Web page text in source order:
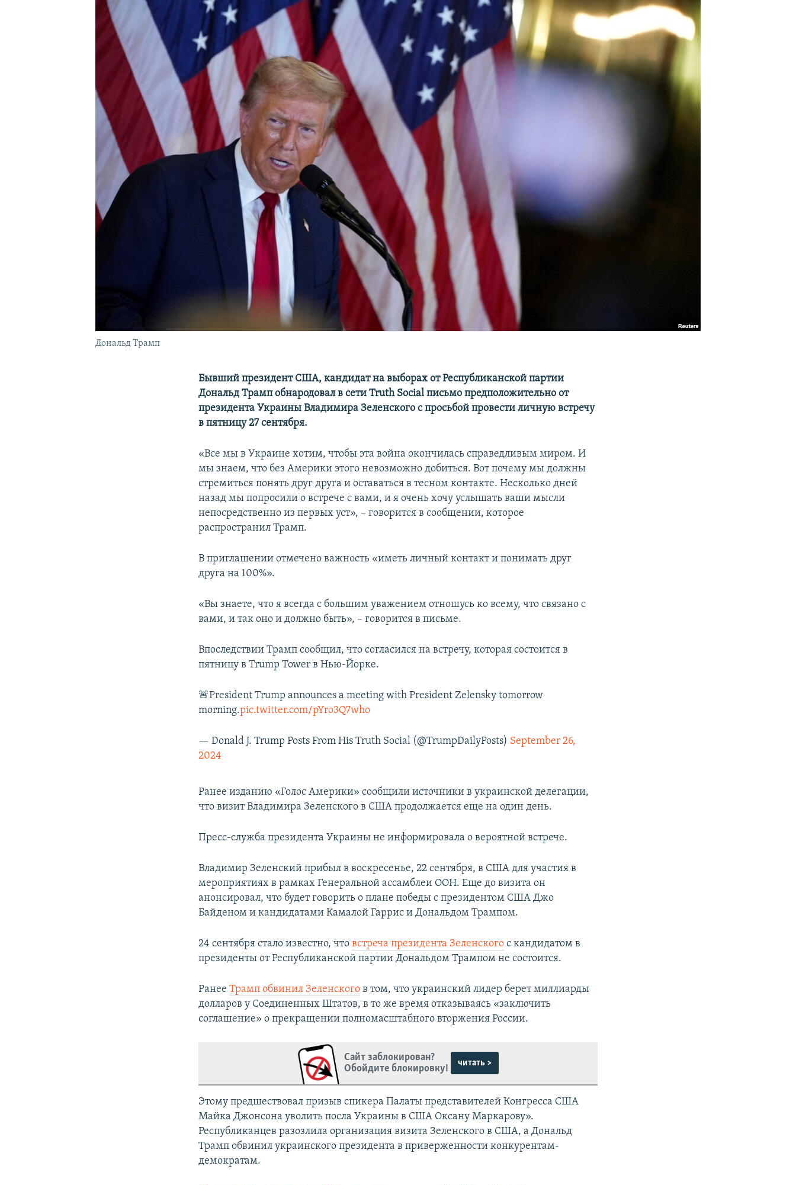
УКРАИНСКАЯ ПРОБЛЕМА КРЫМА
Дональд Трамп
Бывший президент США, кандидат на выборах от Республиканской партии
Дональд Трамп обнародовал в сети Truth Social письмо предположительно от
президента Украины Владимира Зеленского с просьбой провести личную встречу
в пятницу 27 сентября.
«Все мы в Украине хотим, чтобы эта война окончилась справедливым миром. И
мы знаем, что без Америки этого невозможно добиться. Вот почему мы должны
стремиться понять друг друга и оставаться в тесном контакте. Несколько дней
назад мы попросили о встрече с вами, и я очень хочу услышать ваши мысли
непосредственно из первых уст», – говорится в сообщении, которое
распространил Трамп.
В приглашении отмечено важность «иметь личный контакт и понимать друг
друга на 100%».
«Вы знаете, что я всегда с большим уважением отношусь ко всему, что связано с
вами, и так оно и должно быть», – говорится в письме.
Впоследствии Трамп сообщил, что согласился на встречу, которая состоится в
пятницу в Trump Tower в Нью-Йорке.
🚨President Trump announces a meeting with President Zelensky tomorrow
morning.pic.twitter.com/pYro3Q7who
— Donald J. Trump Posts From His Truth Social (@TrumpDailyPosts) September 26,
2024
Ранее изданию «Голос Америки» сообщили источники в украинской делегации,
что визит Владимира Зеленского в США продолжается еще на один день.
Пресс-служба президента Украины не информировала о вероятной встрече.
Владимир Зеленский прибыл в воскресенье, 22 сентября, в США для участия в
мероприятиях в рамках Генеральной ассамблеи ООН. Еще до визита он
анонсировал, что будет говорить о плане победы с президентом США Джо
Байденом и кандидатами Камалой Гаррис и Дональдом Трампом.
24 сентября стало известно, чтовстреча президента Зеленского с кандидатом в
президенты от Республиканской партии Дональдом Трампом не состоится.
РанееТрамп обвинил Зеленского в том, что украинский лидер берет миллиарды
долларов у Соединенных Штатов, в то же время отказываясь «заключить
соглашение» о прекращении полномасштабного вторжения России.
Сайт заблокирован?
Обойдите блокировку!
читать >
Этому предшествовал призыв спикера Палаты представителей Конгресса США
Майка Джонсона уволить посла Украины в США Оксану Маркарову».
Республиканцев разозлила организация визита Зеленского в США, а Дональд
Трамп обвинил украинского президента в приверженности конкурентам-
демократам.